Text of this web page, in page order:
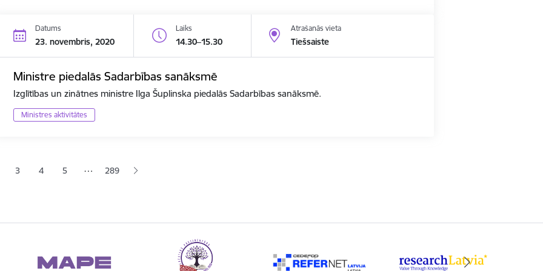
Datums
23. novembris, 2020
Laiks
14.30–15.30
Atrašanās vieta
Tiešsaiste
Ministre piedalās Sadarbības sanāksmē
Izglītības un zinātnes ministre Ilga Šuplinska piedalās Sadarbības sanāksmē.
Ministres aktivitātes
lapaLapa
3 Lapa
4 Lapa
5 … 289